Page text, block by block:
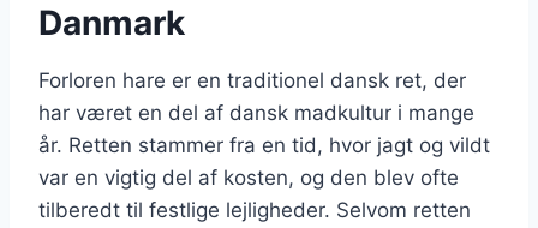
Danmark
Forloren hare er en traditionel dansk ret, der
har været en del af dansk madkultur i mange
år. Retten stammer fra en tid, hvor jagt og vildt
var en vigtig del af kosten, og den blev ofte
tilberedt til festlige lejligheder. Selvom retten